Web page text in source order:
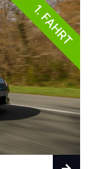
1. FAHRT